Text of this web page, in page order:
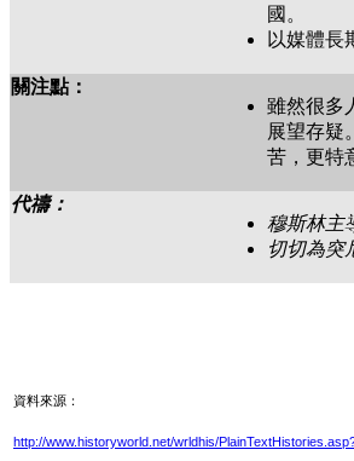
國。
以媒體長
關注點：
雖然很多
展望存疑
苦，更特
代禱：
穆斯林主
切切為突
資料來源：
http://www.historyworld.net/wrldhis/